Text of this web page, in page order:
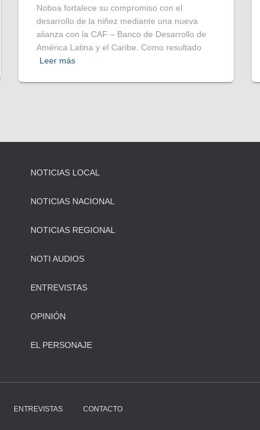
Noboa fortalece su compromiso con el
desarrollo de la niñez mediante una nueva
alianza con la CAF – Banco de Desarrollo de
América Latina y el Caribe. Como resultado
Leer más
NOTICIAS LOCAL
NOTICIAS NACIONAL
NOTICIAS REGIONAL
NOTI AUDIOS
ENTREVISTAS
OPINIÓN
EL PERSONAJE
ENTREVISTAS CONTACTO